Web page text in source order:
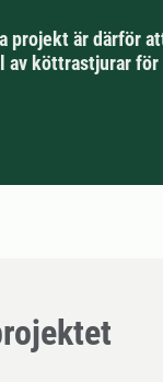
projekt är därför
av köttrastjurar för